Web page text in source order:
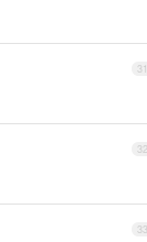
31
32
33